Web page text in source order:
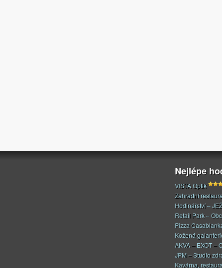
Nejlépe
VISTA Optik
Zahradní
Hodinářství – JEŽ
Retail Park –
Pizza
Kožená
AKVA – EXOT –
JPM – Studio
Kavárna,